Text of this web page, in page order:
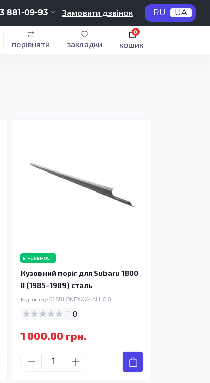
881-09-93 Замовити дзвінок RU UA
порівняти закладки кошик
0
в наявності
Кузовний поріг для Subaru 1800
II (1985–1989) сталь
Код товару: 01.SRLONEXXX4.ALL.0.0
0
1 000.00 грн.